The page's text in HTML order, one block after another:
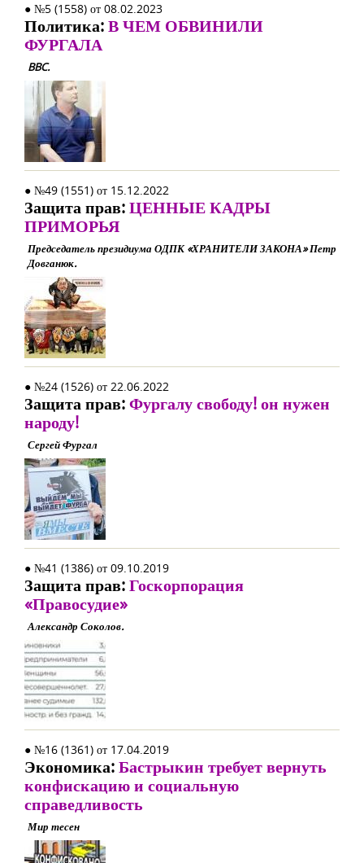
● №5 (1558) от 08.02.2023
Политика:В ЧЕМ ОБВИНИЛИ
ФУРГАЛА
BBC.
● №49 (1551) от 15.12.2022
Защита прав:ЦЕННЫЕ КАДРЫ
ПРИМОРЬЯ
Председатель президиума ОДПК «ХРАНИТЕЛИ ЗАКОНА» Петр
Довганюк.
● №24 (1526) от 22.06.2022
Защита прав:Фургалу свободу! он нужен
народу!
Сергей Фургал
● №41 (1386) от 09.10.2019
Защита прав:Госкорпорация
«Правосудие»
Александр Соколов.
● №16 (1361) от 17.04.2019
Экономика:Бастрыкин требует вернуть
конфискацию и социальную
справедливость
Мир тесен